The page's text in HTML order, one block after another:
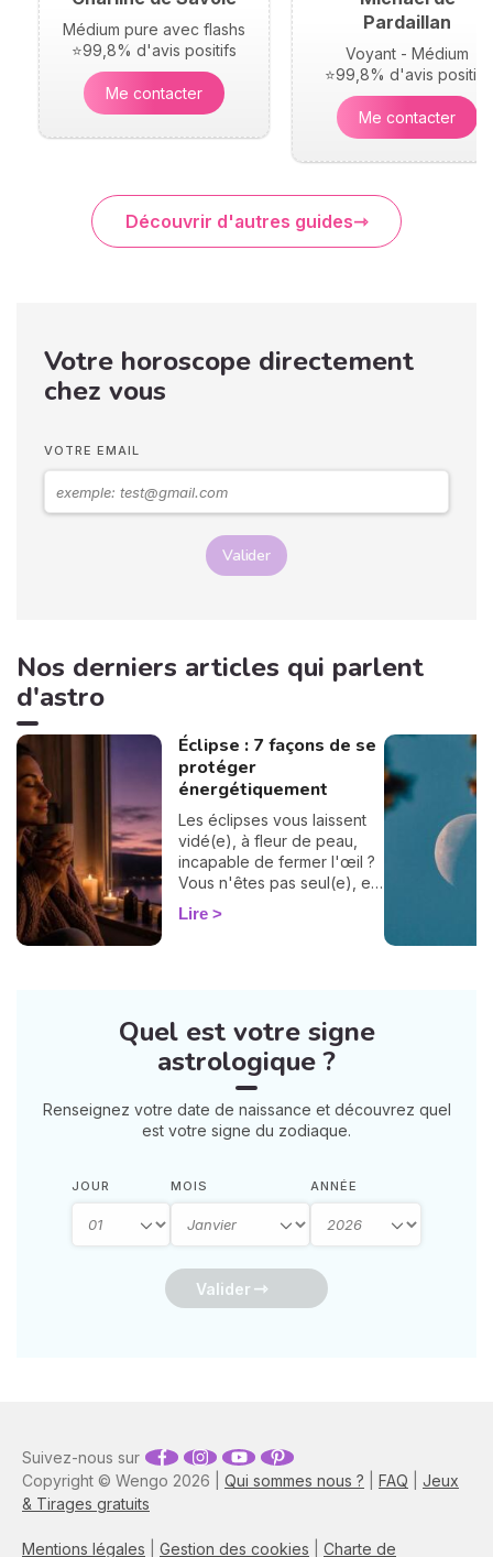
Médium pure avec flashs
⭐99,8% d'avis positifs
Me contacter
Pardaillan
Voyant - Médium
⭐99,8% d'avis positifs
Me contacter
Découvrir d'autres guides
Votre horoscope directement
chez vous
VOTRE EMAIL
Valider
Nos derniers articles qui parlent
d'astro
Éclipse : 7 façons de se
protéger
énergétiquement
Les éclipses vous laissent
vidé(e), à fleur de peau,
incapable de fermer l'œil ?
Vous n'êtes pas seul(e), et
surtout : ça se traverse en
douceur. Voici 7 gestes
intérieur. 🛡️🌒
Lire
Quel est votre signe
astrologique ?
Renseignez votre date de naissance et découvrez quel
est votre signe du zodiaque.
JOUR MOIS ANNÉE
Valider
Copyright © Wengo 2026 | Qui sommes nous ? FAQ
Jeux
& Tirages gratuits
Mentions légales Gestion des cookies Charte de
Suivez-nous sur